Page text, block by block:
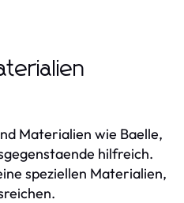
Materialien wie Baelle,
hilfreich.
speziellen Materialien,